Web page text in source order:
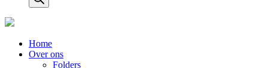
Home
Over ons
Folders